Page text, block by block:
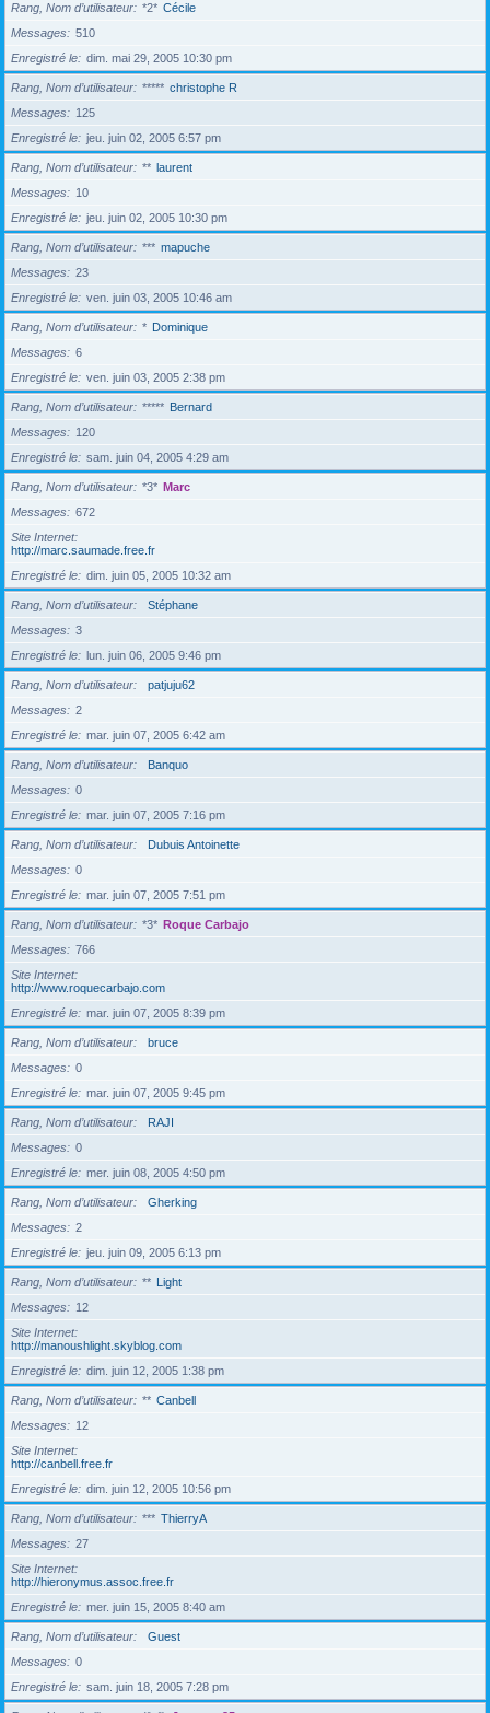
Rang, Nom d’utilisateur *2* Cécile
Messages
510
Enregistré le
dim. mai 29, 2005 10:30 pm
Rang, Nom d’utilisateur ***** christophe R
Messages
125
Enregistré le
jeu. juin 02, 2005 6:57 pm
Rang, Nom d’utilisateur ** laurent
Messages
10
Enregistré le
jeu. juin 02, 2005 10:30 pm
Rang, Nom d’utilisateur *** mapuche
Messages
23
Enregistré le
ven. juin 03, 2005 10:46 am
Rang, Nom d’utilisateur * Dominique
Messages
6
Enregistré le
ven. juin 03, 2005 2:38 pm
Rang, Nom d’utilisateur ***** Bernard
Messages
120
Enregistré le
sam. juin 04, 2005 4:29 am
Rang, Nom d’utilisateur *3* Marc
Messages
672
Site Internet
http://marc.saumade.free.fr
Enregistré le
dim. juin 05, 2005 10:32 am
Rang, Nom d’utilisateur
Stéphane
Messages
3
Enregistré le
lun. juin 06, 2005 9:46 pm
Rang, Nom d’utilisateur
patjuju62
Messages
2
Enregistré le
mar. juin 07, 2005 6:42 am
Rang, Nom d’utilisateur
Banquo
Messages
0
Enregistré le
mar. juin 07, 2005 7:16 pm
Rang, Nom d’utilisateur
Dubuis Antoinette
Messages
0
Enregistré le
mar. juin 07, 2005 7:51 pm
Rang, Nom d’utilisateur *3* Roque Carbajo
Messages
766
Site Internet
http://www.roquecarbajo.com
Enregistré le
mar. juin 07, 2005 8:39 pm
Rang, Nom d’utilisateur
bruce
Messages
0
Enregistré le
mar. juin 07, 2005 9:45 pm
Rang, Nom d’utilisateur
RAJI
Messages
0
Enregistré le
mer. juin 08, 2005 4:50 pm
Rang, Nom d’utilisateur
Gherking
Messages
2
Enregistré le
jeu. juin 09, 2005 6:13 pm
Rang, Nom d’utilisateur ** Light
Messages
12
Site Internet
http://manoushlight.skyblog.com
Enregistré le
dim. juin 12, 2005 1:38 pm
Rang, Nom d’utilisateur ** Canbell
Messages
12
Site Internet
http://canbell.free.fr
Enregistré le
dim. juin 12, 2005 10:56 pm
Rang, Nom d’utilisateur *** ThierryA
Messages
27
Site Internet
http://hieronymus.assoc.free.fr
Enregistré le
mer. juin 15, 2005 8:40 am
Rang, Nom d’utilisateur
Guest
Messages
0
Enregistré le
sam. juin 18, 2005 7:28 pm